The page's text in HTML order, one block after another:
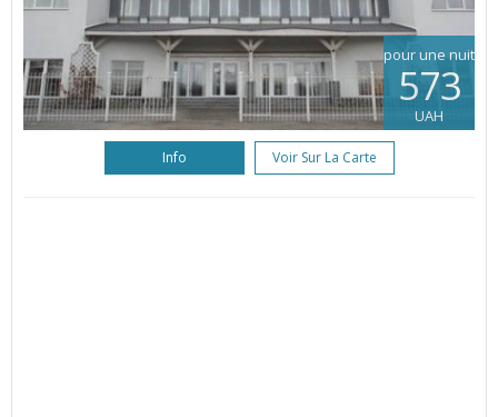
pour une nuit
573
UAH
Info Voir Sur La Carte